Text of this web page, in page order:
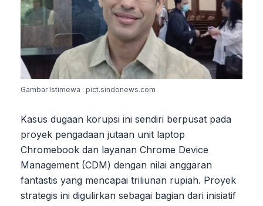
Gambar Istimewa : pict.sindonews.com
Kasus dugaan korupsi ini sendiri berpusat pada
proyek pengadaan jutaan unit laptop
Chromebook dan layanan Chrome Device
Management (CDM) dengan nilai anggaran
fantastis yang mencapai triliunan rupiah. Proyek
strategis ini digulirkan sebagai bagian dari inisiatif